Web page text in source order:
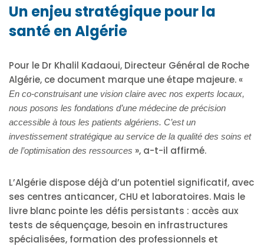
Un enjeu stratégique pour la
santé en Algérie
Pour le Dr Khalil Kadaoui, Directeur Général de Roche
Algérie, ce document marque une étape majeure. «
En co-construisant une vision claire avec nos experts locaux,
nous posons les fondations d’une médecine de précision
accessible à tous les patients algériens. C’est un
investissement stratégique au service de la qualité des soins et
de l’optimisation des ressources », a-t-il affirmé.
L’Algérie dispose déjà d’un potentiel significatif, avec
ses centres anticancer, CHU et laboratoires. Mais le
livre blanc pointe les défis persistants : accès aux
tests de séquençage, besoin en infrastructures
spécialisées, formation des professionnels et